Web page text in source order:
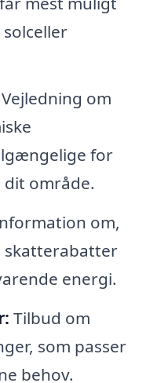
Vejledning om
for
område.
om,
skatterabatter
energi.
Tilbud om
som passer
behov.